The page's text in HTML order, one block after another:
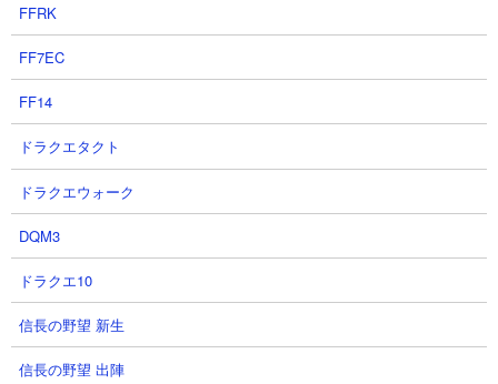
６．ノーマル・アクティビティ ルガ族盛り盛り編
成で攻略
FFRK
FF7EC
FF14
ドラクエタクト
ドラクエウォーク
DQM3
ドラクエ10
信長の野望 新生
信長の野望 出陣